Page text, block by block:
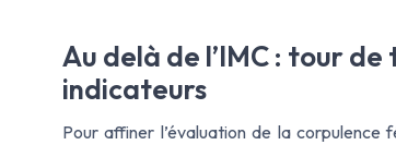
Au delà de l’IMC : tour
indicateurs
Pour affiner l’évaluation de la corpulence